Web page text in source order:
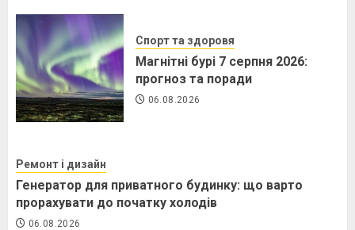
Спорт та здоровя
Магнітні бурі 7 серпня 2026:
прогноз та поради
06.08.2026
Ремонт і дизайн
Генератор для приватного будинку: що варто
прорахувати до початку холодів
06.08.2026